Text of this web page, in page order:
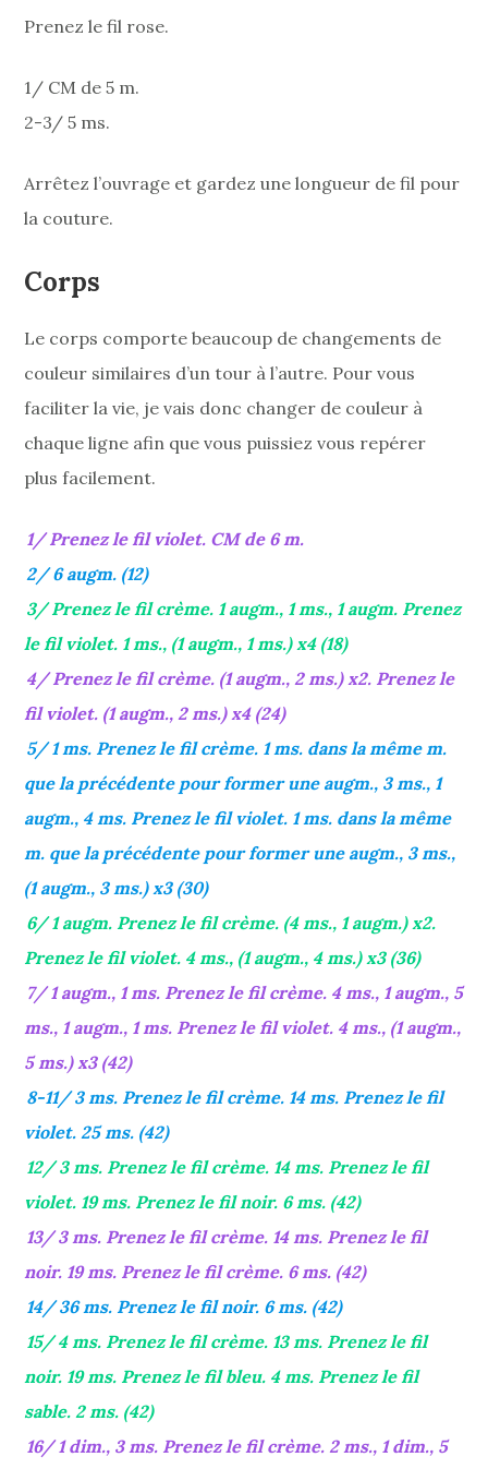
Prenez le fil rose.
1/ CM de 5 m.
2-3/ 5 ms.
Arrêtez l’ouvrage et gardez une longueur de fil pour
la couture.
Corps
Le corps comporte beaucoup de changements de
couleur similaires d’un tour à l’autre. Pour vous
faciliter la vie, je vais donc changer de couleur à
chaque ligne afin que vous puissiez vous repérer
plus facilement.
1/ Prenez le fil violet. CM de 6 m.
2/ 6 augm. (12)
3/ Prenez le fil crème. 1 augm., 1 ms., 1 augm. Prenez
le fil violet. 1 ms., (1 augm., 1 ms.) x4 (18)
4/ Prenez le fil crème. (1 augm., 2 ms.) x2. Prenez le
fil violet. (1 augm., 2 ms.) x4 (24)
5/ 1 ms. Prenez le fil crème. 1 ms. dans la même m.
que la précédente pour former une augm., 3 ms., 1
augm., 4 ms. Prenez le fil violet. 1 ms. dans la même
m. que la précédente pour former une augm., 3 ms.,
(1 augm., 3 ms.) x3 (30)
6/ 1 augm. Prenez le fil crème. (4 ms., 1 augm.) x2.
Prenez le fil violet. 4 ms., (1 augm., 4 ms.) x3 (36)
7/ 1 augm., 1 ms. Prenez le fil crème. 4 ms., 1 augm., 5
ms., 1 augm., 1 ms. Prenez le fil violet. 4 ms., (1 augm.,
5 ms.) x3 (42)
8-11/ 3 ms. Prenez le fil crème. 14 ms. Prenez le fil
violet. 25 ms. (42)
12/ 3 ms. Prenez le fil crème. 14 ms. Prenez le fil
violet. 19 ms. Prenez le fil noir. 6 ms. (42)
13/ 3 ms. Prenez le fil crème. 14 ms. Prenez le fil
noir. 19 ms. Prenez le fil crème. 6 ms. (42)
14/ 36 ms. Prenez le fil noir. 6 ms. (42)
15/ 4 ms. Prenez le fil crème. 13 ms. Prenez le fil
noir. 19 ms. Prenez le fil bleu. 4 ms. Prenez le fil
sable. 2 ms. (42)
16/ 1 dim., 3 ms. Prenez le fil crème. 2 ms., 1 dim., 5